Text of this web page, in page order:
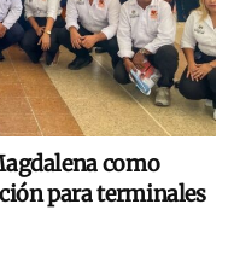
como
para terminales